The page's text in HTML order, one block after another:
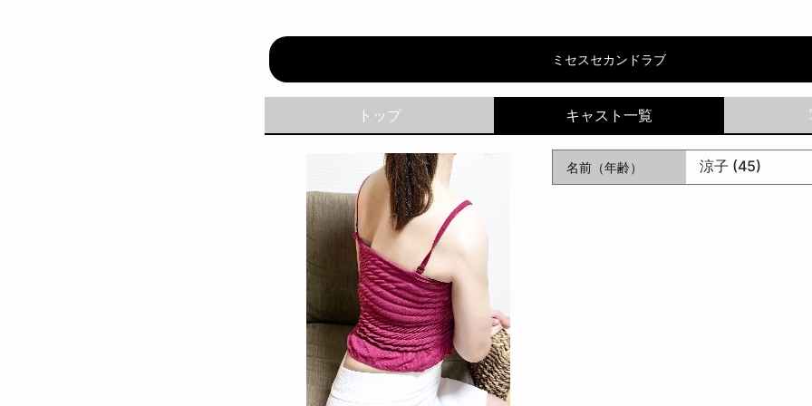
ミセスセカンドラブ | 涼子
ミセスセカンドラブ
トップ
名前（年齢） 涼子 (45)